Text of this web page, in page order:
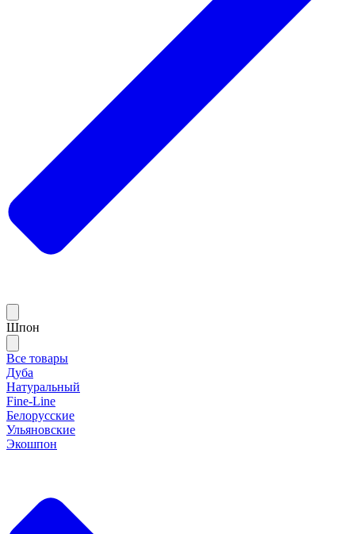
Шпон
Все товары
Дуба
Натуральный
Fine-Line
Белорусские
Ульяновские
Экошпон